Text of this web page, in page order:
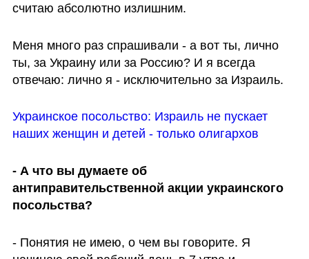
считаю абсолютно излишним.
Меня много раз спрашивали - а вот ты, лично
ты, за Украину или за Россию? И я всегда
отвечаю: лично я - исключительно за Израиль.
Украинское посольство: Израиль не пускает
наших женщин и детей - только олигархов
- А что вы думаете об
антиправительственной акции украинского
посольства?
- Понятия не имею, о чем вы говорите. Я